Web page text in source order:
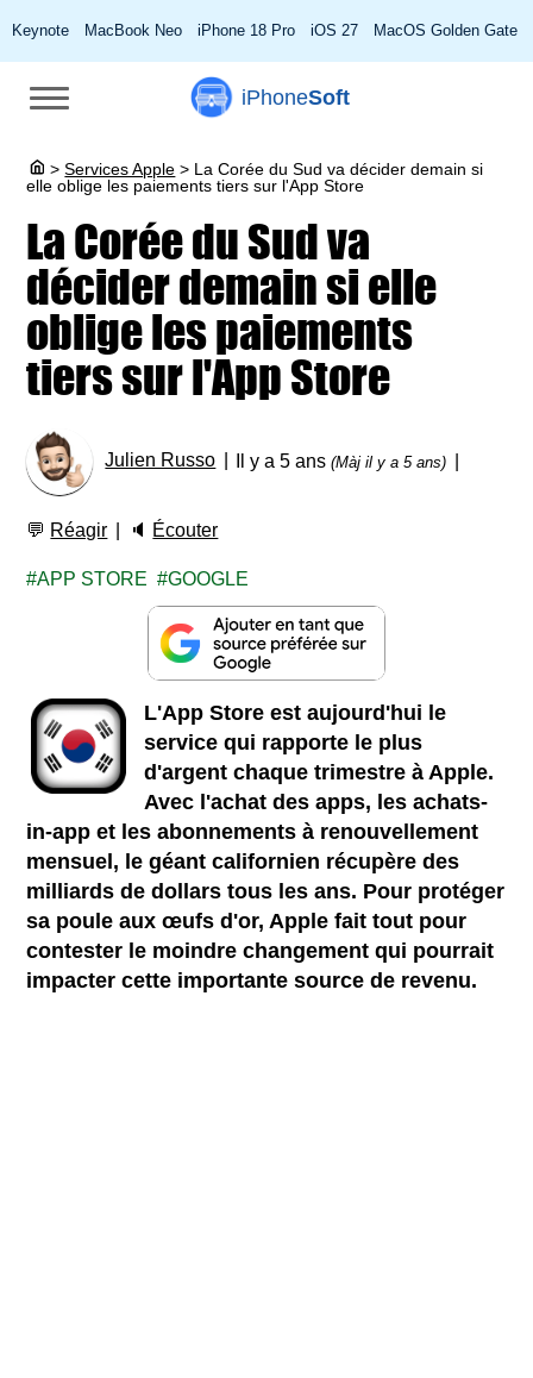
Keynote MacBook Neo iPhone 18 Pro iOS 27 MacOS Golden Gate
iPhoneSoft
> Services Apple > La Corée du Sud va décider demain si
elle oblige les paiements tiers sur l'App Store
La Corée du Sud va
décider demain si elle
oblige les paiements
tiers sur l'App Store
Julien Russo Il y a 5 ans(Màj il y a 5 ans)
💬 Réagir 🔈 Écouter
APP STORE GOOGLE
L'App Store est aujourd'hui le
service qui rapporte le plus
d'argent chaque trimestre à Apple.
Avec l'achat des apps, les achats-
in-app et les abonnements à renouvellement
mensuel, le géant californien récupère des
milliards de dollars tous les ans. Pour protéger
sa poule aux œufs d'or, Apple fait tout pour
contester le moindre changement qui pourrait
impacter cette importante source de revenu.